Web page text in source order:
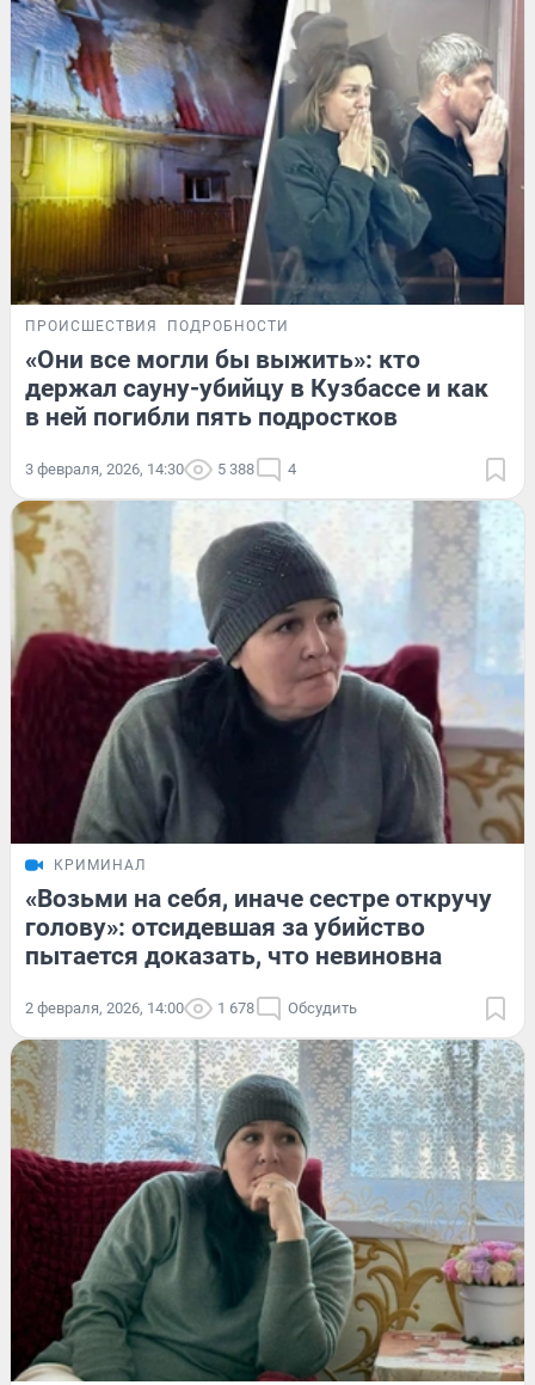
ПРОИСШЕСТВИЯ ПОДРОБНОСТИ
«Они все могли бы выжить»: кто
держал сауну-убийцу в Кузбассе и как
в ней погибли пять подростков
3 февраля, 2026, 14:30 5 388 4
КРИМИНАЛ
«Возьми на себя, иначе сестре откручу
голову»: отсидевшая за убийство
пытается доказать, что невиновна
2 февраля, 2026, 14:00 1 678 Обсудить